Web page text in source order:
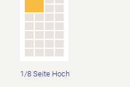
1/8 Seite Hoch